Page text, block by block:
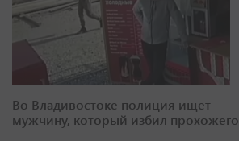
Во Владивостоке полиция ищет
мужчину, который избил прохожего